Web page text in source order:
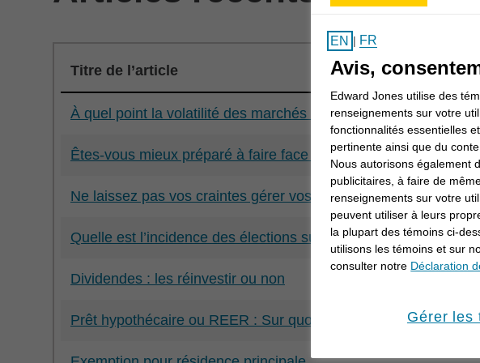
Titre de l’article
À quel point la volatilité des marchés vous touchera-t-elle?
Êtes-vous mieux préparé à faire face à un marché baissier
Ne laissez pas vos craintes gérer vos placements
Quelle est l’incidence des élections sur les marchés boursiers?
Dividendes : les réinvestir ou non
Prêt hypothécaire ou REER : Sur quoi devriez-vous vous
EN | FR
Avis,
Edward Jones utilise des
renseignements sur votre
fonctionnalités essentielles
pertinente ainsi que du
Nous autorisons également
publicitaires, à faire de
renseignements sur votre
peuvent utiliser à leurs
la plupart des témoins ci-
utilisons les témoins et sur
consulter notre Déclaration
Gérer les